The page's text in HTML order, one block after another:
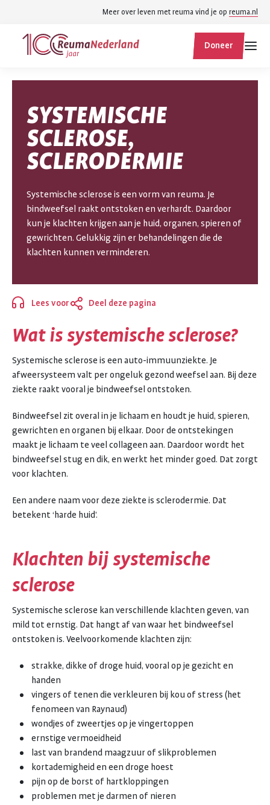
hoofdinhoud
footer
navigatie
Meer over leven met reuma vind je op reuma.nl
ReumaNederland
homepage
Doneer
binnen
reumanederland.nl
SYSTEMISCHE
SCLEROSE,
SCLERODERMIE
Systemische sclerose is een vorm van reuma. Je
bindweefsel raakt ontstoken en verhardt. Daardoor
kun je klachten krijgen aan je huid, organen, spieren of
gewrichten. Gelukkig zijn er behandelingen die de
klachten kunnen verminderen.
Lees voor Deel deze pagina
Sluiten
Wat is systemische sclerose?
Systemische sclerose is een auto-immuunziekte. Je
afweersysteem valt per ongeluk gezond weefsel aan. Bij deze
ziekte raakt vooral je bindweefsel ontstoken.
Bindweefsel zit overal in je lichaam en houdt je huid, spieren,
gewrichten en organen bij elkaar. Door de ontstekingen
maakt je lichaam te veel collageen aan. Daardoor wordt het
bindweefsel stug en dik, en werkt het minder goed. Dat zorgt
voor klachten.
Een andere naam voor deze ziekte is sclerodermie. Dat
betekent ‘harde huid’.
Klachten bij systemische
sclerose
Systemische sclerose kan verschillende klachten geven, van
mild tot ernstig. Dat hangt af van waar het bindweefsel
ontstoken is. Veelvoorkomende klachten zijn:
strakke, dikke of droge huid, vooral op je gezicht en
handen
vingers of tenen die verkleuren bij kou of stress (het
fenomeen van Raynaud)
wondjes of zweertjes op je vingertoppen
ernstige vermoeidheid
last van brandend maagzuur of slikproblemen
kortademigheid en een droge hoest
pijn op de borst of hartkloppingen
problemen met je darmen of nieren